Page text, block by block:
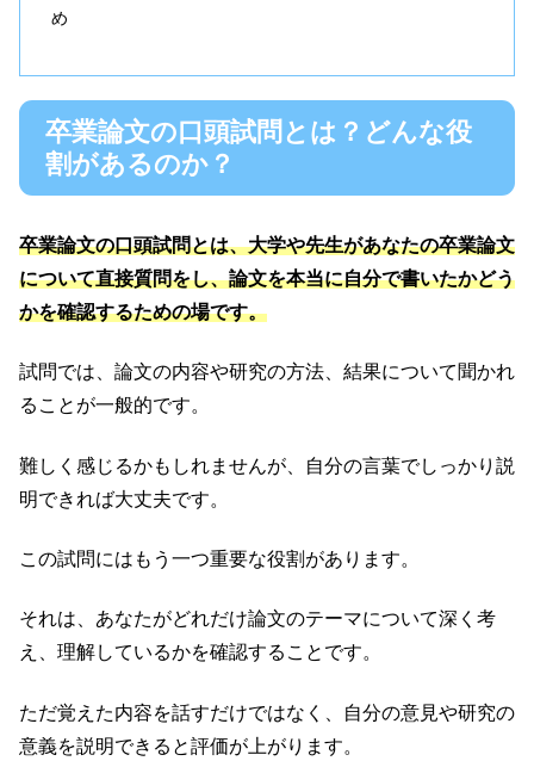
め
卒業論文の口頭試問とは？どんな役
割があるのか？
卒業論文の口頭試問とは、大学や先生があなたの卒業論文
について直接質問をし、論文を本当に自分で書いたかどう
かを確認するための場です。
試問では、論文の内容や研究の方法、結果について聞かれ
ることが一般的です。
難しく感じるかもしれませんが、自分の言葉でしっかり説
明できれば大丈夫です。
この試問にはもう一つ重要な役割があります。
それは、あなたがどれだけ論文のテーマについて深く考
え、理解しているかを確認することです。
ただ覚えた内容を話すだけではなく、自分の意見や研究の
意義を説明できると評価が上がります。